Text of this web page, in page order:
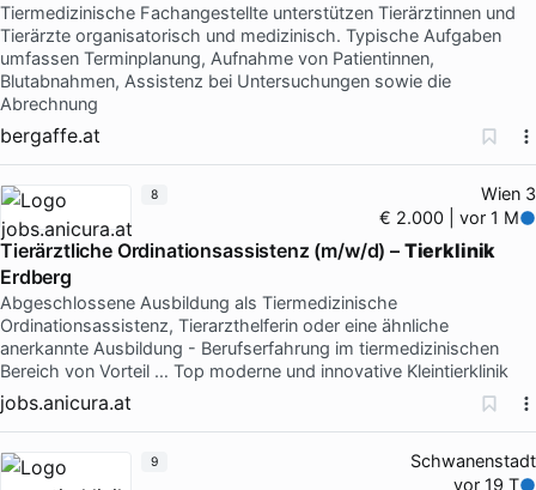
Tiermedizinische Fachangestellte unterstützen Tierärztinnen und
Tierärzte organisatorisch und medizinisch. Typische Aufgaben
umfassen Terminplanung, Aufnahme von Patientinnen,
Blutabnahmen, Assistenz bei Untersuchungen sowie die
Abrechnung
bergaffe.at
Wien 3
€ 2.000 | vor 1 M
Tierärztliche Ordinationsassistenz (m/w/d) – Tierklinik
Erdberg
Abgeschlossene Ausbildung als Tiermedizinische
Ordinationsassistenz, Tierarzthelferin oder eine ähnliche
anerkannte Ausbildung - Berufserfahrung im tiermedizinischen
Bereich von Vorteil … Top moderne und innovative Kleintierklinik
jobs.anicura.at
8
Schwanenstadt
vor 19 T
9